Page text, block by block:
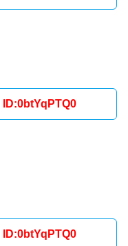
ID:0btYqPTQ0
ID:0btYqPTQ0